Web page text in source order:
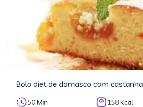
Bolo diet de damasco com castanha
50 Min 158 Kcal